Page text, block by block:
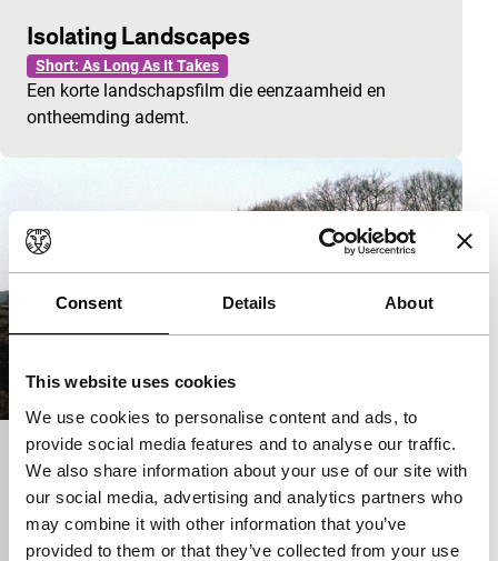
Consent Details About
This website uses cookies
We use cookies to personalise content and ads, to
provide social media features and to analyse our traffic.
We also share information about your use of our site with
our social media, advertising and analytics partners who
may combine it with other information that you’ve
provided to them or that they’ve collected from your use
Isolating Landscapes
Short: As Long As It Takes
Een korte landschapsfilm die eenzaamheid en
ontheemding ademt.
Oh Great Now Look What Happened
Short: As Long As It Takes
Een mysterieus wezen verschijnt vanuit het niets op
de Hollandse akkers.